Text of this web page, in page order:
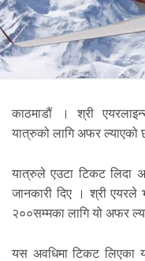
काठमाडौं । श्री
यात्रुको लागि अफर ल्याएको
यात्रुले एउटा टिकट लिदा
जानकारी दिए । श्री
२००सम्मका लागि यो अफर
यस अवधिमा टिकट